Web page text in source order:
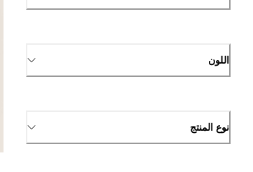
اللون
نوع المنتج